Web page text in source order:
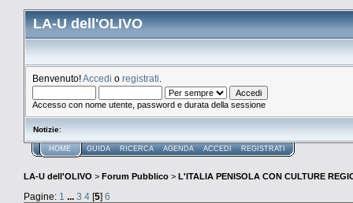
LA-U dell'OLIVO
Benvenuto!Accedi o registrati
Accesso con nome utente, password e durata della sessione
Notizie:
HOME GUIDA RICERCA AGENDA ACCEDI REGISTRATI
LA-U dell'OLIVO > Forum Pubblico > L'ITALIA PENISOLA CON CULTURE
Pagine: 1 ... 3 4 [5] 6